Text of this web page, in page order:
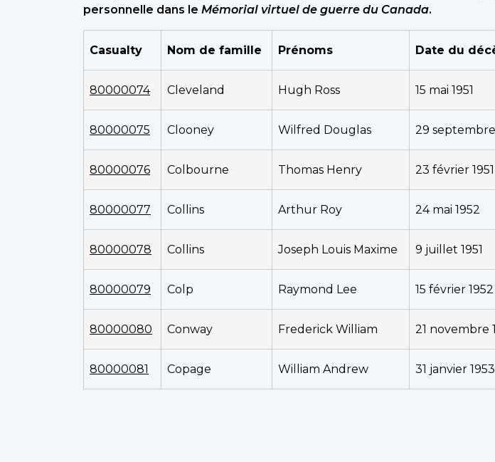
personnelle dans le Mémorial virtuel de guerre du Canada.
Casualty Nom de famille Prénoms Date du
80000074 Cleveland Hugh Ross 15 mai 1951
80000075 Clooney Wilfred Douglas 29 septembre
80000076 Colbourne Thomas Henry 23 février 1951
80000077 Collins Arthur Roy 24 mai 1952
80000078 Collins Joseph Louis Maxime 9 juillet 1951
80000079 Colp Raymond Lee 15 février 1952
80000080 Conway Frederick William 21 novembre
80000081 Copage William Andrew 31 janvier 1953